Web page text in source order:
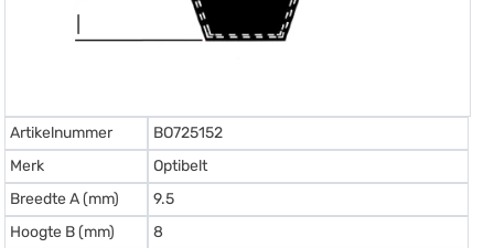
Artikelnummer
BO725152
Merk
Optibelt
Breedte A (mm)
9.5
Hoogte B (mm)
8